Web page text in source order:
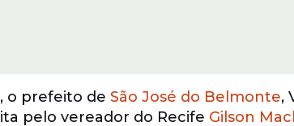
o prefeito de São José do Belmonte,
pelo vereador do Recife Gilson